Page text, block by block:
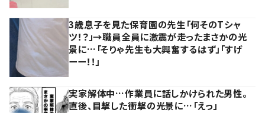
3歳息子を見た保育園の先生「何そのTシャ
ツ！？」→職員全員に激震が走ったまさかの光
景に…「そりゃ先生も大興奮するはず」「すげ
ーー！！」
実家解体中…作業員に話しかけられた男性。
直後、目撃した衝撃の光景に…「えっ」